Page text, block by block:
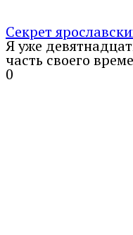
Секрет
Я уже
часть своего
0